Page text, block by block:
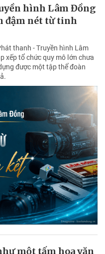
hình Lâm Đồng
đậm nét từ tinh
thanh - Truyền hình Lâm
xếp tổ chức quy mô lớn chưa
được một tập thể đoàn
một tấm hoa văn